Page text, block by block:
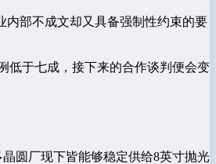
内部不成文却又具备强制性约束的要
低于七成，接下来的合作谈判便会变
圆厂现下皆能够稳定供给8英寸抛光